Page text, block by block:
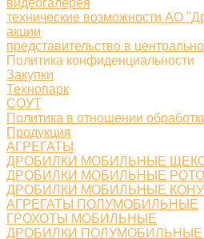
видеогалерея
технические возможности АО
акции
представительство в
Политика конфиденциальности
Закупки
Технопарк
СОУТ
Политика в отношении
Продукция
АГРЕГАТЫ
ДРОБИЛКИ МОБИЛЬНЫЕ
ДРОБИЛКИ МОБИЛЬНЫЕ
ДРОБИЛКИ МОБИЛЬНЫЕ
АГРЕГАТЫ ПОЛУМОБИЛЬНЫЕ
ГРОХОТЫ МОБИЛЬНЫЕ
ДРОБИЛКИ